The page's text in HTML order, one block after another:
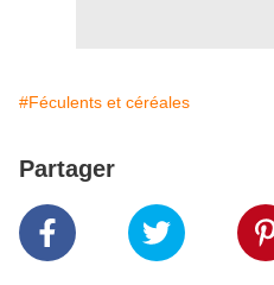
#Féculents et céréales
Partager